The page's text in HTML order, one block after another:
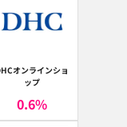
オンラインショ
ップ
0.6%